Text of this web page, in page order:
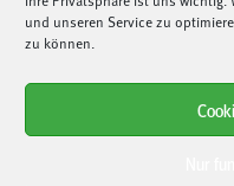
und unseren Service zu
zu können.
Alle angegebenen Preise sind